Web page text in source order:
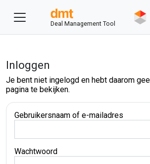
Deal Management Tool
Inloggen
Je bent niet ingelogd en hebt daarom
pagina te bekijken.
Gebruikersnaam of e-mailadres
Wachtwoord